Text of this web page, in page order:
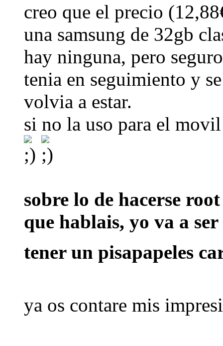
creo que el precio
una samsung de 32gb
hay ninguna, pero
tenia en seguimiento y
volvia a estar.
si no la uso para el
sobre lo de hacerse
que hablais, yo va a
tener un pisapapeles
ya os contare mis